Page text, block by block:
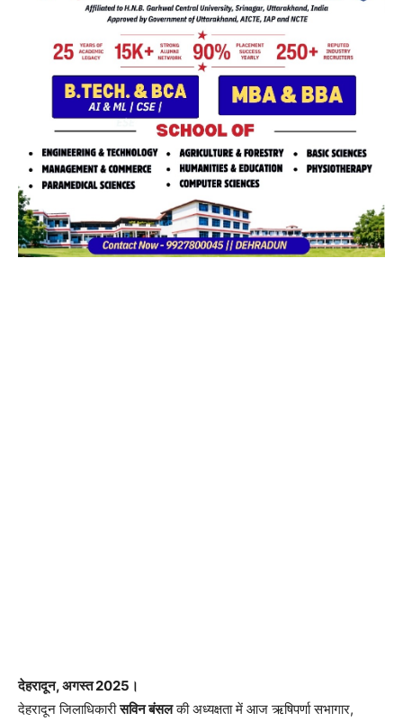
देहरादून, अगस्त 2025।
देहरादून जिलाधिकारीसविन बंसलकी अध्यक्षता में आज ऋषिपर्णा सभागार,